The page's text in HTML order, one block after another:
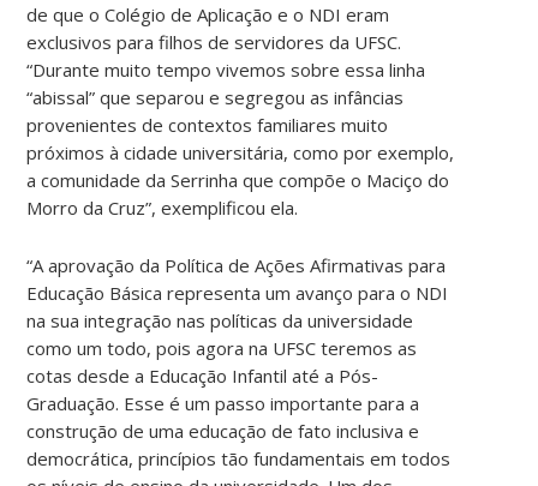
de que o Colégio de Aplicação e o NDI eram
exclusivos para filhos de servidores da UFSC.
“Durante muito tempo vivemos sobre essa linha
“abissal” que separou e segregou as infâncias
provenientes de contextos familiares muito
próximos à cidade universitária, como por exemplo,
a comunidade da Serrinha que compõe o Maciço do
Morro da Cruz”, exemplificou ela.
“A aprovação da Política de Ações Afirmativas para
Educação Básica representa um avanço para o NDI
na sua integração nas políticas da universidade
como um todo, pois agora na UFSC teremos as
cotas desde a Educação Infantil até a Pós-
Graduação. Esse é um passo importante para a
construção de uma educação de fato inclusiva e
democrática, princípios tão fundamentais em todos